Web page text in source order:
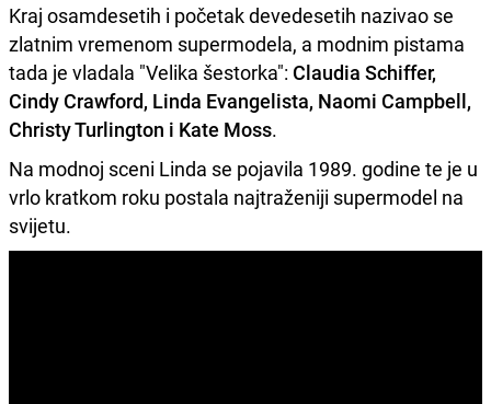
Kraj osamdesetih i početak devedesetih nazivao se
zlatnim vremenom supermodela, a modnim pistama
tada je vladala "Velika šestorka": Claudia Schiffer,
Cindy Crawford, Linda Evangelista, Naomi Campbell,
Christy Turlington i Kate Moss.
Na modnoj sceni Linda se pojavila 1989. godine te je u
vrlo kratkom roku postala najtraženiji supermodel na
svijetu.